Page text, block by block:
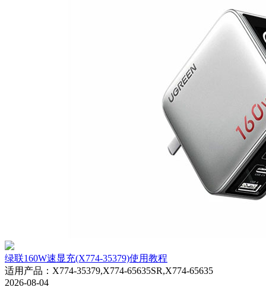
绿联160W速显充(X774-35379)使用教程
适用产品 ： X774-35379,X774-65635SR,X774-65635
2026-08-04